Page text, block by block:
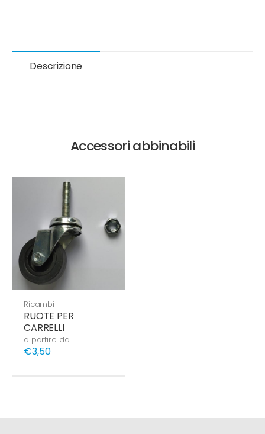
Descrizione
Accessori abbinabili
Ricambi
RUOTE PER
CARRELLI
a partire da
€3,50